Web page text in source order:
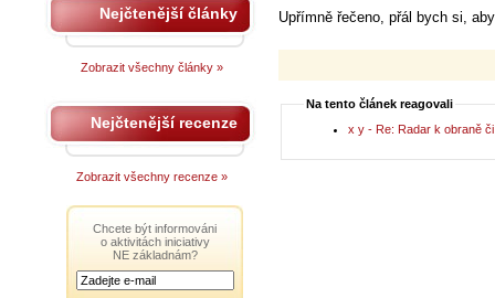
Upřímně řečeno, přál bych si,
Na tento článek reagovali
x y - Re: Radar k obraně
Nejčtenější články
Zobrazit všechny články »
Nejčtenější recenze
Zobrazit všechny recenze »
Chcete být informováni
o aktivitách iniciativy
NE základnám?